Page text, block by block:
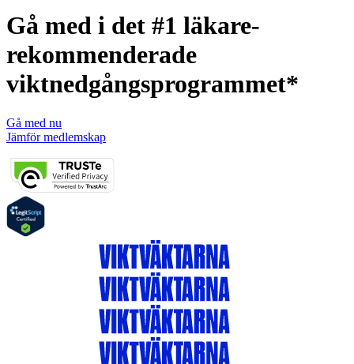
Gå med i det #1 läkare-
rekommenderade
viktnedgångsprogrammet*
Gå med nu
Jämför medlemskap